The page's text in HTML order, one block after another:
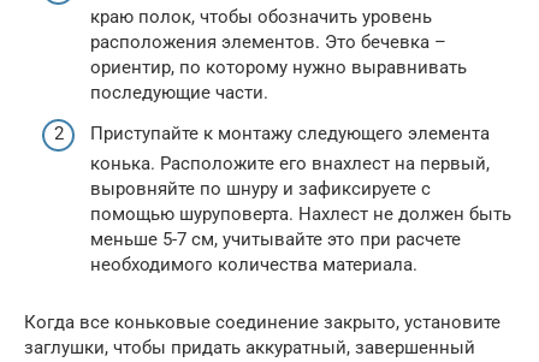
краю полок, чтобы обозначить уровень
расположения элементов. Это бечевка –
ориентир, по которому нужно выравнивать
последующие части.
Приступайте к монтажу следующего элемента
конька. Расположите его внахлест на первый,
выровняйте по шнуру и зафиксируете с
помощью шуруповерта. Нахлест не должен быть
меньше 5-7 см, учитывайте это при расчете
необходимого количества материала.
Когда все коньковые соединение закрыто, установите
заглушки, чтобы придать аккуратный, завершенный